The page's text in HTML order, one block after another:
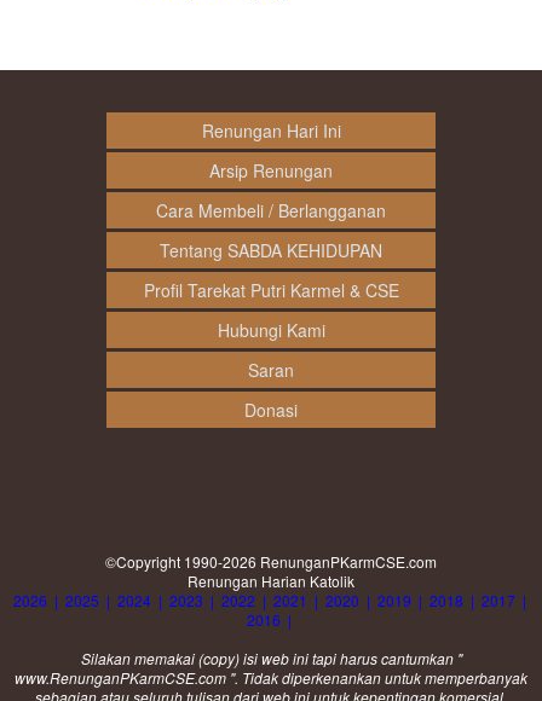
Renungan Hari Ini
Arsip Renungan
Cara Membeli / Berlangganan
Tentang SABDA KEHIDUPAN
Profil Tarekat Putri Karmel & CSE
Hubungi Kami
Saran
Donasi
©Copyright 1990-2026 RenunganPKarmCSE.com
Renungan Harian Katolik
2026 | 2025 | 2024 | 2023 | 2022 | 2021 | 2020 | 2019 | 2018 | 2017 |
2016 |
Silakan memakai (copy) isi web ini tapi harus cantumkan "
www.RenunganPKarmCSE.com ". Tidak diperkenankan untuk memperbanyak